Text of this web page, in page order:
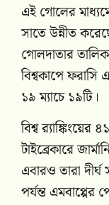
এই গোলের
সাতে উন্নীত
গোলদাতার
বিশ্বকাপে
১৯ ম্যাচে ১৯টি।
বিশ্ব
টাইব্রেকারে
এবারও তারা
পর্যন্ত এমবাপ্পের